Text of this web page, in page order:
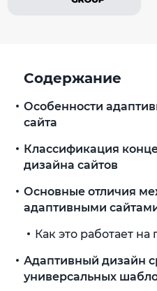
Содержание
Особенности
сайта
Классификация
дизайна сайтов
Основные отличия
адаптивными
Как это работает на
Адаптивный дизайн
универсальных